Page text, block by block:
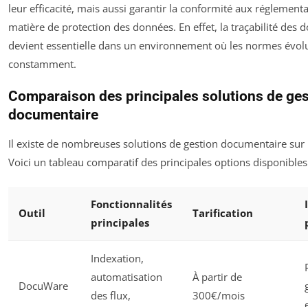
leur efficacité, mais aussi garantir la conformité aux
matière de protection des données. En effet, la traçabilité des
devient essentielle dans un environnement où les normes
constamment.
Comparaison des principales solutions de
documentaire
Il existe de nombreuses solutions de gestion documentaire sur
Voici un tableau comparatif des principales options
Outil
Fonctionnalités
principales
Tarification
DocuWare
Indexation,
automatisation
des flux,
À partir de
300€/mois